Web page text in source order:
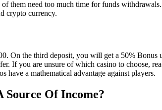
them need too much time for funds
crypto currency.
On the third deposit, you will get a 50%
If you are unsure of which casino to choose,
a mathematical advantage against players.
Source Of Income?